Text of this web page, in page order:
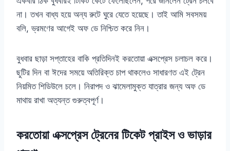
না। তখন বাধ্য হয়ে অন্য রুটে ঘুরে যেতে হয়েছে। তাই আমি সবসময়
বলি, ভ্রমণের আগেই অফ ডে নিশ্চিত করে নিন।
বুধবার ছাড়া সপ্তাহের বাকি প্রতিদিনই করতোয়া এক্সপ্রেস চলাচল করে।
ছুটির দিন বা ঈদের সময়ে অতিরিক্ত চাপ থাকলেও সাধারণত এই ট্রেন
নিয়মিত শিডিউলে চলে। নিরাপদ ও ঝামেলামুক্ত যাত্রার জন্য অফ ডে
মাথায় রাখা অত্যন্ত গুরুত্বপূর্ণ।
করতোয়া এক্সপ্রেস ট্রেনের টিকেট প্রাইস ও ভাড়ার